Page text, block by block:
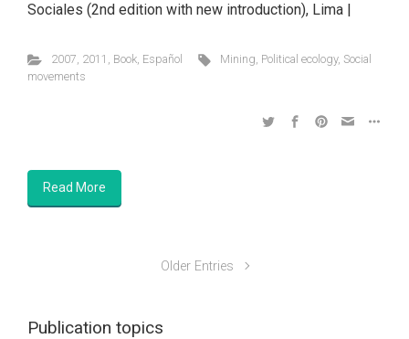
Sociales (2nd edition with new introduction), Lima |
2007, 2011 , Book, Español Mining, Political ecology, Social
movements
Read More
Older Entries
Publication topics